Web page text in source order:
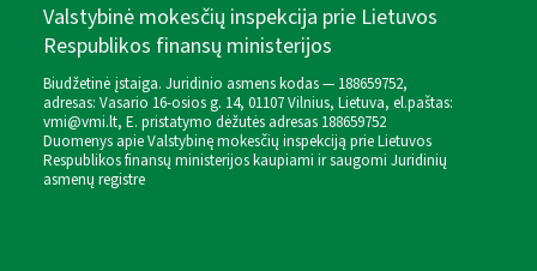
Valstybinė mokesčių inspekcija prie Lietuvos
Respublikos finansų ministerijos
Biudžetinė įstaiga. Juridinio asmens kodas — 188659752,
adresas: Vasario 16-osios g. 14, 01107 Vilnius, Lietuva, el.paštas:
vmi@vmi.lt, E. pristatymo dėžutės adresas 188659752
Duomenys apie Valstybinę mokesčių inspekciją prie Lietuvos
Respublikos finansų ministerijos kaupiami ir saugomi Juridinių
asmenų registre